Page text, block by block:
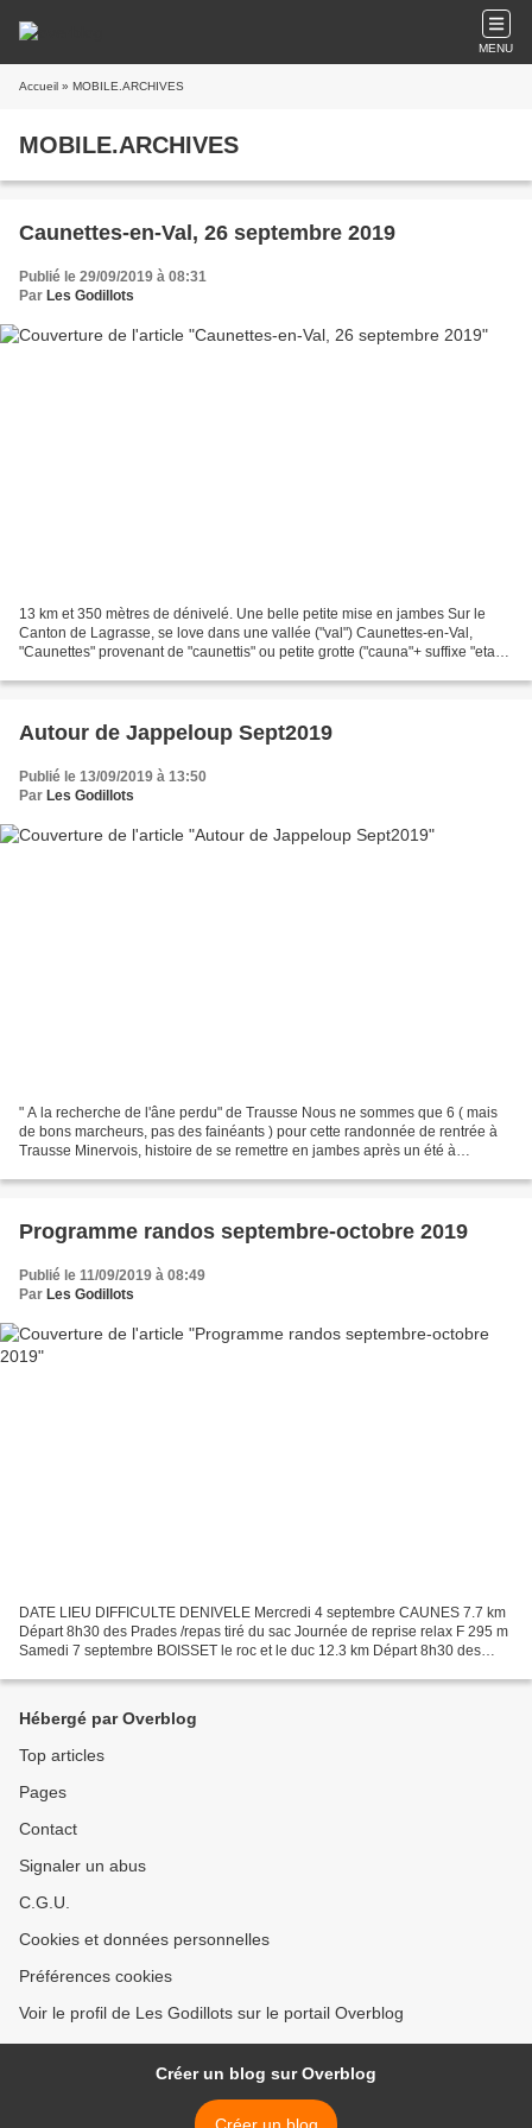
MENU
Accueil » MOBILE.ARCHIVES
MOBILE.ARCHIVES
Caunettes-en-Val, 26 septembre 2019
Publié le 29/09/2019 à 08:31
Par Les Godillots
13 km et 350 mètres de dénivelé. Une belle petite mise en jambes Sur le
Canton de Lagrasse, se love dans une vallée ("val") Caunettes-en-Val,
"Caunettes" provenant de "caunettis" ou petite grotte ("cauna"+ suffixe "eta").
Autour de Jappeloup Sept2019
Publié le 13/09/2019 à 13:50
Par Les Godillots
" A la recherche de l'âne perdu" de Trausse Nous ne sommes que 6 ( mais
de bons marcheurs, pas des fainéants ) pour cette randonnée de rentrée à
Trausse Minervois, histoire de se remettre en jambes après un été à
Programme randos septembre-octobre 2019
Publié le 11/09/2019 à 08:49
Par Les Godillots
DATE LIEU DIFFICULTE DENIVELE Mercredi 4 septembre CAUNES 7.7 km
Départ 8h30 des Prades /repas tiré du sac Journée de reprise relax F 295 m
Samedi 7 septembre BOISSET le roc et le duc 12.3 km Départ 8h30 des
Hébergé par Overblog
Top articles
Pages
Contact
Signaler un abus
C.G.U.
Cookies et données personnelles
Préférences cookies
Voir le profil de Les Godillots sur le portail Overblog
Créer un blog sur Overblog